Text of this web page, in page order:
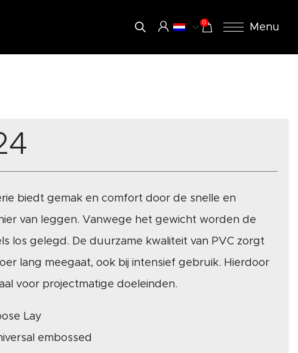
0 Menu
biedt gemak en comfort door de snelle en
van leggen. Vanwege het gewicht worden de
los gelegd. De duurzame kwaliteit van PVC zorgt
lang meegaat, ook bij intensief gebruik. Hierdoor
voor projectmatige doeleinden.
Lay
embossed